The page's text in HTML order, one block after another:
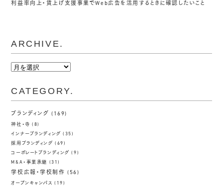
利益率向上・賃上げ支援事業でWeb広告を活用するときに確認したいこと
ARCHIVE.
ARCHIVE.
CATEGORY.
ブランディング (169)
神社・寺 (8)
インナーブランディング (35)
採用ブランディング (69)
コーポレートブランディング (9)
M&A・事業承継 (31)
学校広報・学校制作 (56)
オープンキャンパス (19)